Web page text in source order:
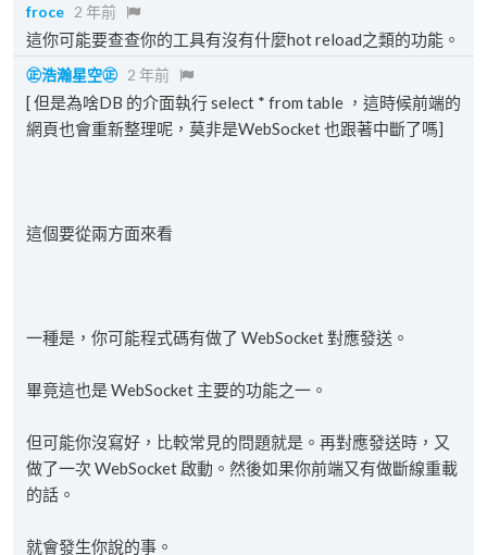
froce 2 年前
這你可能要查查你的工具有沒有什麼hot reload之類的功能。
㊣浩瀚星空㊣ 2 年前
[ 但是為啥DB 的介面執行 select * from table ，這時候前端的
網頁也會重新整理呢，莫非是WebSocket 也跟著中斷了嗎]
這個要從兩方面來看
一種是，你可能程式碼有做了 WebSocket 對應發送。
畢竟這也是 WebSocket 主要的功能之一。
但可能你沒寫好，比較常見的問題就是。再對應發送時，又
做了一次 WebSocket 啟動。然後如果你前端又有做斷線重載
的話。
就會發生你說的事。